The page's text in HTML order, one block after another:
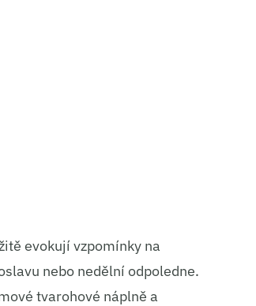
evokují vzpomínky na
nebo nedělní odpoledne.
tvarohové náplně a